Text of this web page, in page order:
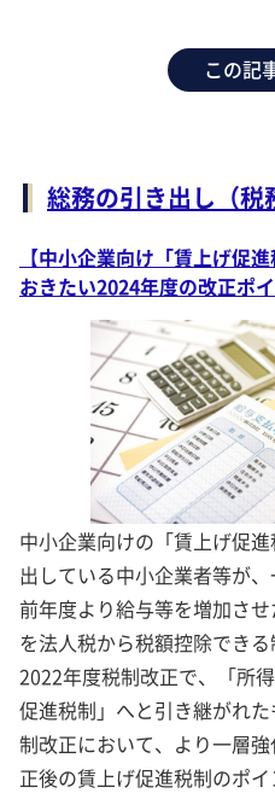
この記
総務の引き出し（税
【中小企業向け「賃上げ促
おきたい2024年度の改正ポ
中小企業向けの「賃上げ促
出している中小企業者等が、
前年度より給与等を増加さ
を法人税から税額控除できる
2022年度税制改正で、「所
促進税制」へと引き継がれ
制改正において、より一層
正後の賃上げ促進税制のポ